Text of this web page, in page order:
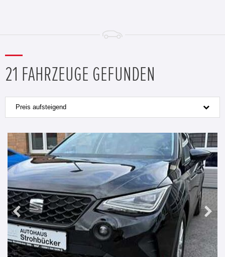
21 FAHRZEUGE GEFUNDEN
Preis aufsteigend